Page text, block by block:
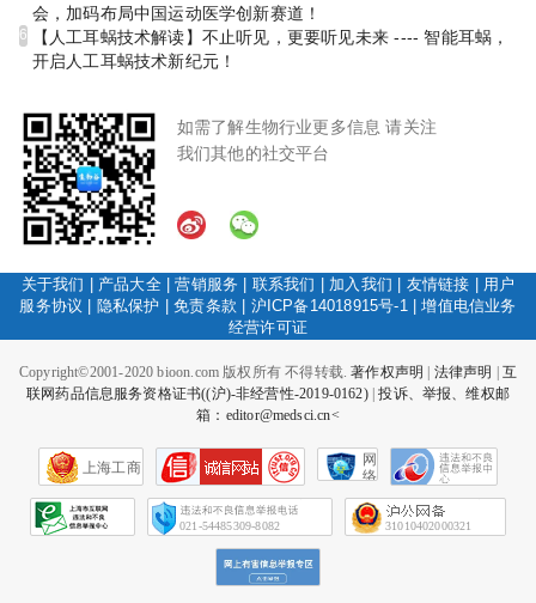
会，加码布局中国运动医学创新赛道！
6
【人工耳蜗技术解读】不止听见，更要听见未来 ---- 智能耳蜗，
开启人工耳蜗技术新纪元！
如需了解生物行业更多信息 请关注
我们其他的社交平台
关于我们 产品大全|营销服务 联系我们 加入我们 友情链接
用户
服务协议
隐私保护 |免责条款 沪ICP备14018915号-1|增值电信业务
经营许可证
Copyright©2001-2020 bioon.com 版权所有 不得转载.著作权声明 法律声明
互
联网药品信息服务资格证书((沪)-非经营性-2019-0162)|投诉、举报、维权邮
箱：editor@medsci.cn<
上海工商
网
络
会
征
021-54485309-8082 31010402000321